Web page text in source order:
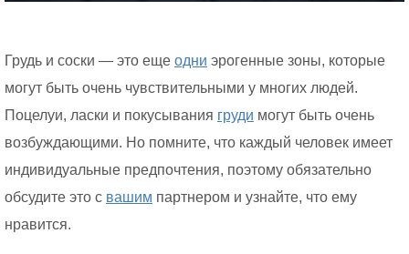
Грудь и соски — это еще одни эрогенные зоны, которые
могут быть очень чувствительными у многих людей.
Поцелуи, ласки и покусывания груди могут быть очень
возбуждающими. Но помните, что каждый человек имеет
индивидуальные предпочтения, поэтому обязательно
обсудите это с вашим партнером и узнайте, что ему
нравится.